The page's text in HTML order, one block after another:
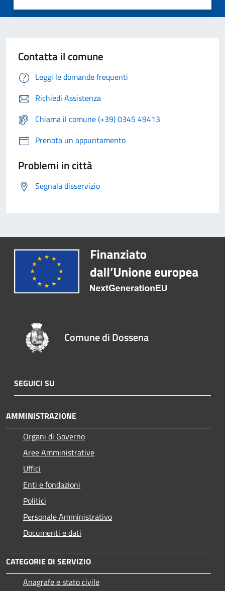
Contatta il comune
Leggi le domande frequenti
Richiedi Assistenza
Chiama il comune (+39) 0345 49413
Prenota un appuntamento
Problemi in città
Segnala disservizio
Comune di Dossena
SEGUICI SU
AMMINISTRAZIONE
Organi di Governo
Aree Amministrative
Uffici
Enti e fondazioni
Politici
Personale Amministrativo
Documenti e dati
CATEGORIE DI SERVIZIO
Anagrafe e stato civile